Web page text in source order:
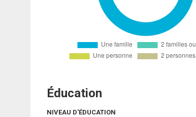
Éducation
NIVEAU D'ÉDUCATION